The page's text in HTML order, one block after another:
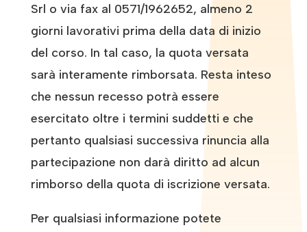
Srl o via fax al 0571/1962652, almeno 2
giorni lavorativi prima della data di inizio
del corso. In tal caso, la quota versata
sarà interamente rimborsata. Resta inteso
che nessun recesso potrà essere
esercitato oltre i termini suddetti e che
pertanto qualsiasi successiva rinuncia alla
partecipazione non darà diritto ad alcun
rimborso della quota di iscrizione versata.
Per qualsiasi informazione potete